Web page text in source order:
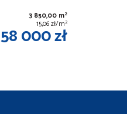
3 850,00 m2
15,06 zł/m2
58 000 zł